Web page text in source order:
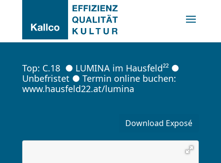
Top: C.18  ● LUMINA im Hausfeld²² ●
Unbefristet ● Termin online buchen:
www.hausfeld22.at/lumina
Download Exposé